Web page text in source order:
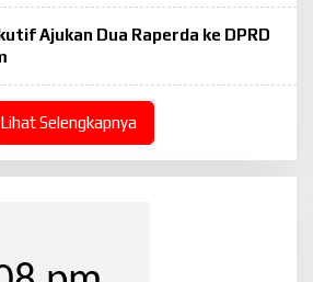
Ajukan Dua Raperda ke DPRD
Lihat Selengkapnya